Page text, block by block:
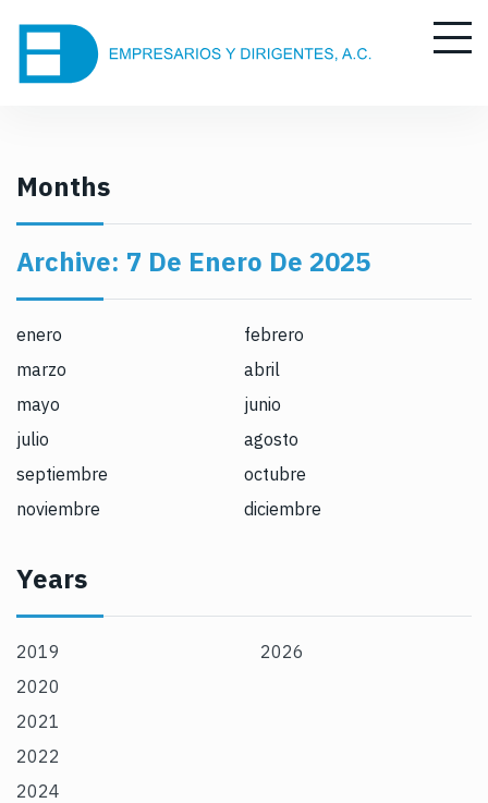
Months
Archive: 7 De Enero De 2025
enero
febrero
marzo
abril
mayo
junio
julio
agosto
septiembre
octubre
noviembre
diciembre
Years
2019
2020
2021
2022
2024
2026